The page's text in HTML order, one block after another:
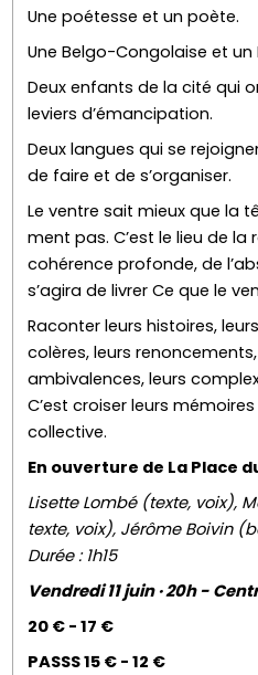
Une poétesse et un poète.
Une Belgo-Congolaise et un
Deux enfants de la cité qui
leviers d’émancipation.
Deux langues qui se
de faire et de s’organiser.
Le ventre sait mieux que la
ment pas. C’est le lieu de la
cohérence profonde, de
s’agira de livrer Ce que le
Raconter leurs histoires,
colères, leurs
ambivalences, leurs
C’est croiser leurs
collective.
En ouverture de La Place
Lisette Lombé (texte, voix),
texte, voix), Jérôme Boivin
Durée : 1h15
Vendredi 11 juin · 20h -
20 € - 17 €
PASSS 15 € - 12 €